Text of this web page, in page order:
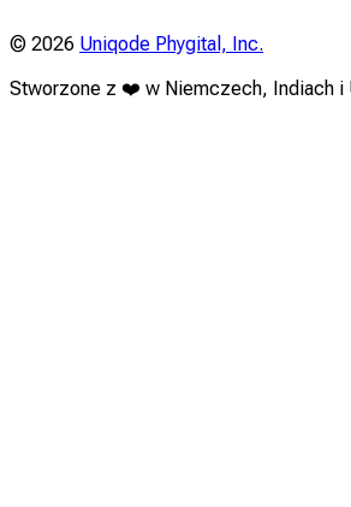
© 2026 Uniqode Phygital, Inc.
Stworzone z ❤️ w Niemczech, Indiach i